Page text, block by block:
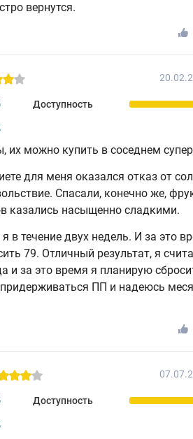
вернутся.
Доступность
их можно купить в соседнем
для меня оказался отказ от
Спасали, конечно же,
казались насыщенно сладкими.
в течение двух недель. И за это
79. Отличный результат, я
и за это время я планирую
ПП и надеюсь
Доступность